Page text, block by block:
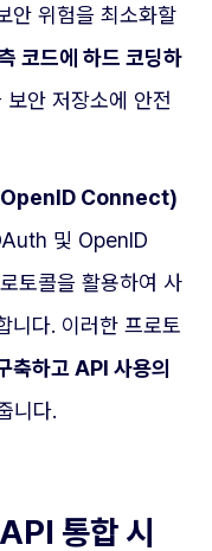
안 위험을 최소화할
코드에 하드 코딩하
안 저장소에 안전
OpenID Connect)
및 OpenID
토콜을 활용하여 사
니다. 이러한 프로토
축하고 API 사용의
니다.
통합 시